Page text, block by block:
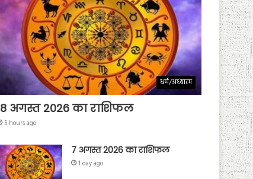
धर्म/अध्यात्म
8 अगस्त 2026 का राशिफल
5 hours ago
7 अगस्त 2026 का राशिफल
1 day ago